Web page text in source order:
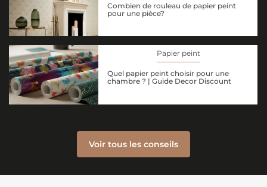
Combien de rouleau de papier peint
pour une pièce?
Papier peint
Quel papier peint choisir pour une
chambre ? | Guide Decor Discount
Voir tous les conseils